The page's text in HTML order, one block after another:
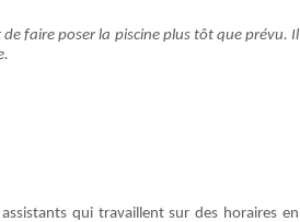
faire poser la piscine plus tôt que prévu. Il
qui travaillent sur des horaires en